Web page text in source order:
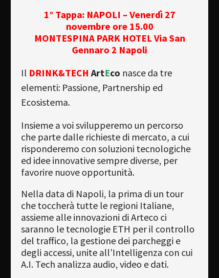
1° Tappa: NAPOLI – Venerdì 27
novembre ore 15.00
MONTESPINA PARK HOTEL Via San
Gennaro 2 Napoli
Il DRINK&TECH ArtEco nasce da tre
elementi: Passione, Partnership ed
Ecosistema.
Insieme a voi svilupperemo un percorso
che parte dalle richieste di mercato, a cui
risponderemo con soluzioni tecnologiche
ed idee innovative sempre diverse, per
favorire nuove opportunità.
Nella data di Napoli, la prima di un tour
che toccherà tutte le regioni Italiane,
assieme alle innovazioni di Arteco ci
saranno le tecnologie ETH per il controllo
del traffico, la gestione dei parcheggi e
degli accessi, unite all’Intelligenza con cui
A.I. Tech analizza audio, video e dati.